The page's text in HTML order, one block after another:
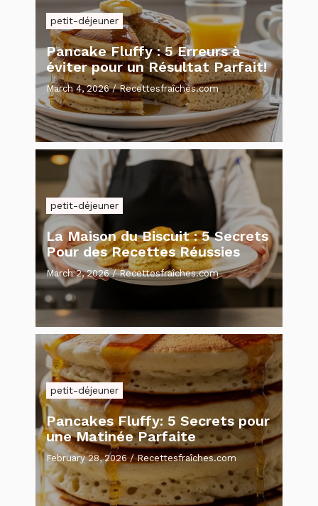
petit-déjeuner
Pancake Fluffy : 5 Erreurs à
éviter pour un Résultat Parfait!
March 4, 2026/Recettesfraîches.com
petit-déjeuner
La Maison du Biscuit : 5 Secrets
Pour des Recettes Réussies
March 2, 2026/Recettesfraîches.com
petit-déjeuner
Pancakes Fluffy: 5 Secrets pour
une Matinée Parfaite
February 28, 2026/Recettesfraîches.com